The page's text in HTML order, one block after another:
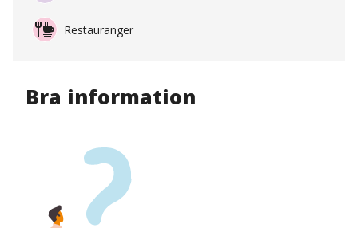
Restauranger
Bra information